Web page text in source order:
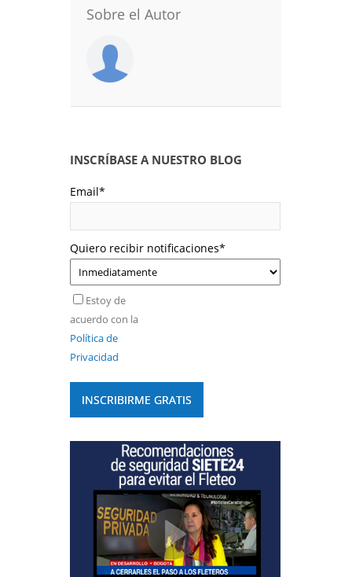
Sobre el Autor
INSCRÍBASE A NUESTRO BLOG
Email*
Quiero recibir notificaciones*
Estoy de
acuerdo con la
Política de
Privacidad